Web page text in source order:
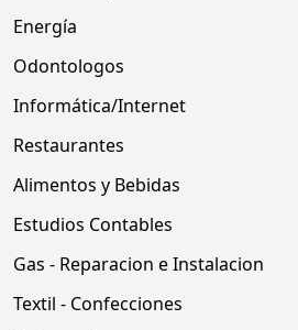
Energía
Odontologos
Informática/Internet
Restaurantes
Alimentos y Bebidas
Estudios Contables
Gas - Reparacion e Instalacion
Textil - Confecciones